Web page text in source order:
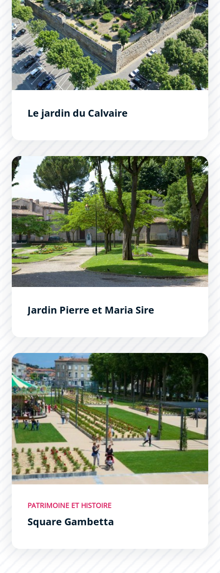
Le jardin du Calvaire
Jardin Pierre et Maria Sire
Jardin Pierre et Maria Sire
Square Gambetta
PATRIMOINE ET HISTOIRE
Square Gambetta